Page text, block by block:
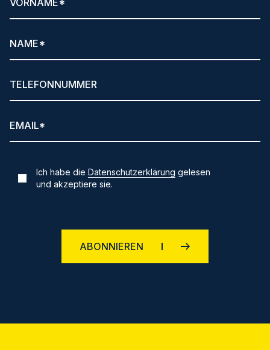
Ich habe dieDatenschutzerklärung gelesen
und akzeptiere sie.
ABONNIEREN